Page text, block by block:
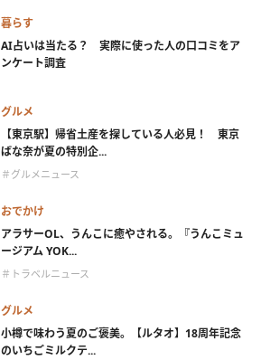
暮らす
AI占いは当たる？ 実際に使った人の口コミをア
ンケート調査
グルメ
【東京駅】帰省土産を探している人必見！ 東京
ばな奈が夏の特別企...
＃グルメニュース
おでかけ
アラサーOL、うんこに癒やされる。『うんこミュ
ージアム YOK...
＃トラベルニュース
グルメ
小樽で味わう夏のご褒美。【ルタオ】18周年記念
のいちごミルクテ...